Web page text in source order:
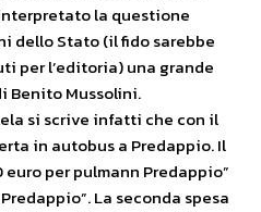
la questione
dello Stato (il fido sarebbe
per l’editoria) una grande
Benito Mussolini.
si scrive infatti che con il
in autobus a Predappio. Il
per pulmann Predappio”
La seconda spesa